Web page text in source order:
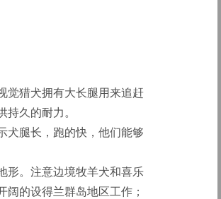
觉猎犬拥有大长腿用来追赶
久的耐力。
犬腿长，跑的快，他们能够
形。注意边境牧羊犬和喜乐
的设得兰群岛地区工作；